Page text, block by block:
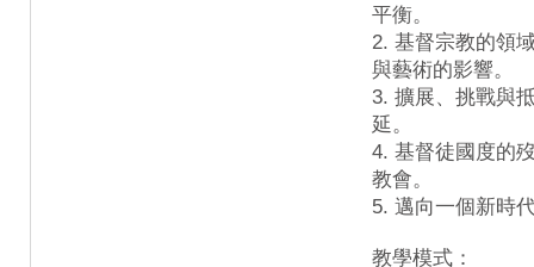
平衡。
2. 基督宗教的領
與藝術的影響。
3. 擴展、挑戰與
延。
4. 基督徒國度的
教會。
5. 邁向一個新時
教學模式：